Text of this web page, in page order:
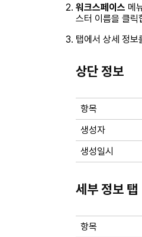
워크스페이스 메
스터 이름을 클릭
탭에서 상세 정보
상단 정보
항목
생성자
생성일시
세부 정보 탭
항목